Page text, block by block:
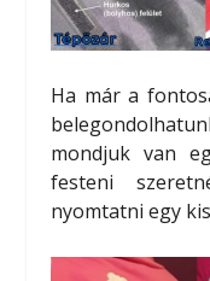
Ha már a
mondjuk van
festeni
nyomtatni egy